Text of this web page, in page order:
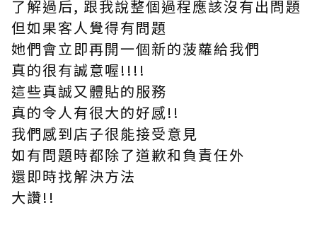
了解過后, 跟我說整個過程應該沒有出問題
但如果客人覺得有問題
她們會立即再開一個新的菠蘿給我們
真的很有誠意喔!!!!
這些真誠又體貼的服務
真的令人有很大的好感!!
我們感到店子很能接受意見
如有問題時都除了道歉和負責任外
還即時找解決方法
大讚!!